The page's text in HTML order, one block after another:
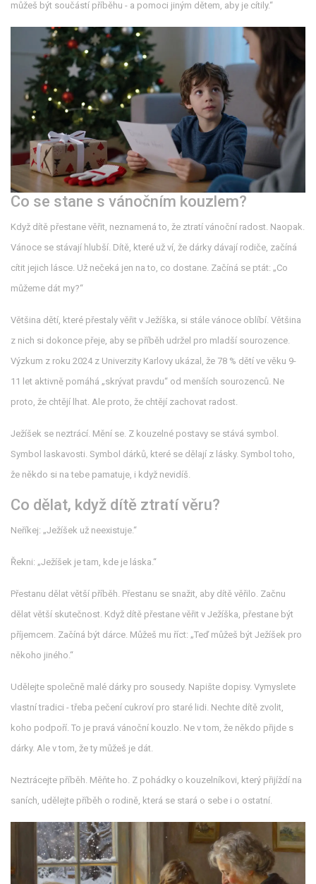
můžeš být součástí příběhu - a pomoci jiným dětem, aby je cítily.“
Co se stane s vánočním kouzlem?
Když dítě přestane věřit, neznamená to, že ztratí vánoční radost. Naopak.
Vánoce se stávají hlubší. Dítě, které už ví, že dárky dávají rodiče, začíná
cítit jejich lásce. Už nečeká jen na to, co dostane. Začíná se ptát: „Co
můžeme dát my?“
Většina dětí, které přestaly věřit v Ježíška, si stále vánoce oblíbí. Většina
z nich si dokonce přeje, aby se příběh udržel pro mladší sourozence.
Výzkum z roku 2024 z Univerzity Karlovy ukázal, že 78 % dětí ve věku 9-
11 let aktivně pomáhá „skrývat pravdu“ od menších sourozenců. Ne
proto, že chtějí lhat. Ale proto, že chtějí zachovat radost.
Ježíšek se neztrácí. Mění se. Z kouzelné postavy se stává symbol.
Symbol laskavosti. Symbol dárků, které se dělají z lásky. Symbol toho,
že někdo si na tebe pamatuje, i když nevidíš.
Co dělat, když dítě ztratí věru?
Neříkej: „Ježíšek už neexistuje.“
Řekni: „Ježíšek je tam, kde je láska.“
Přestanu dělat větší příběh. Přestanu se snažit, aby dítě věřilo. Začnu
dělat větší skutečnost. Když dítě přestane věřit v Ježíška, přestane být
příjemcem. Začíná být dárce. Můžeš mu říct: „Teď můžeš být Ježíšek pro
někoho jiného.“
Udělejte společně malé dárky pro sousedy. Napište dopisy. Vymyslete
vlastní tradici - třeba pečení cukroví pro staré lidi. Nechte dítě zvolit,
koho podpoří. To je pravá vánoční kouzlo. Ne v tom, že někdo přijde s
dárky. Ale v tom, že ty můžeš je dát.
Neztrácejte příběh. Měňte ho. Z pohádky o kouzelníkovi, který přijíždí na
saních, udělejte příběh o rodině, která se stará o sebe i o ostatní.